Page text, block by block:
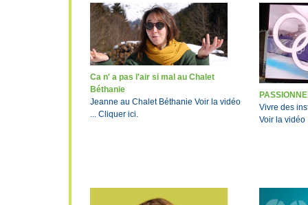
Ca n' a pas l'air si mal au Chalet
Béthanie
Jeanne au Chalet Béthanie Voir la vidéo
... Cliquer ici.
Vivre des
Voir la vidéo